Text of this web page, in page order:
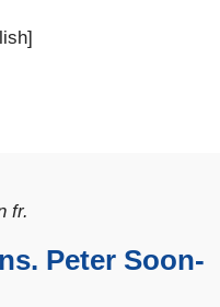
fr.
Peter Soon-